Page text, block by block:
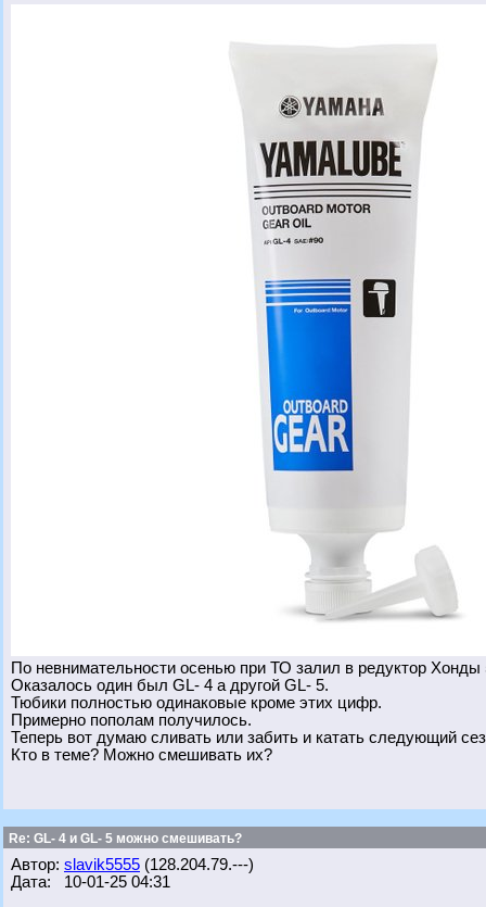
По невнимательности осенью при ТО залил в редуктор
Оказалось один был GL- 4 а другой GL- 5.
Тюбики полностью одинаковые кроме этих цифр.
Примерно пополам получилось.
Теперь вот думаю сливать или забить и катать следующий
Кто в теме? Можно смешивать их?
Re: GL- 4 и GL- 5 можно смешивать?
Автор: slavik5555 (128.204.79.---)
Дата: 10-01-25 04:31